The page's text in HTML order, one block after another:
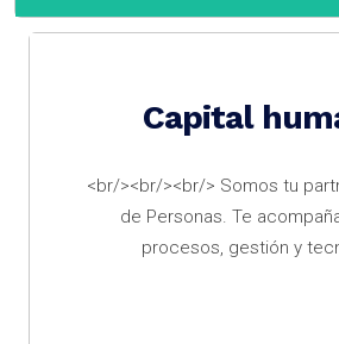
Capital
<br/><br/><br/> Somos tu
de Personas. Te
procesos, gestión y